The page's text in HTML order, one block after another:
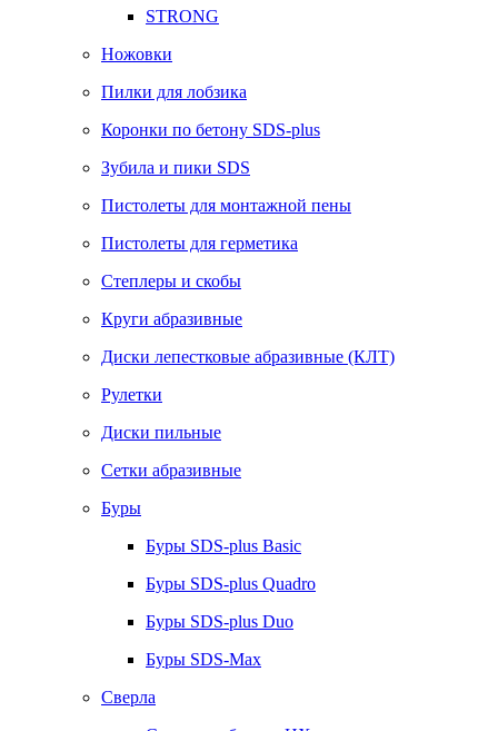
STRONG
Ножовки
Пилки для лобзика
Коронки по бетону SDS-plus
Зубила и пики SDS
Пистолеты для монтажной пены
Пистолеты для герметика
Степлеры и скобы
Круги абразивные
Диски лепестковые абразивные (КЛТ)
Рулетки
Диски пильные
Сетки абразивные
Буры
Буры SDS-plus Basic
Буры SDS-plus Quadro
Буры SDS-plus Duo
Буры SDS-Max
Сверла